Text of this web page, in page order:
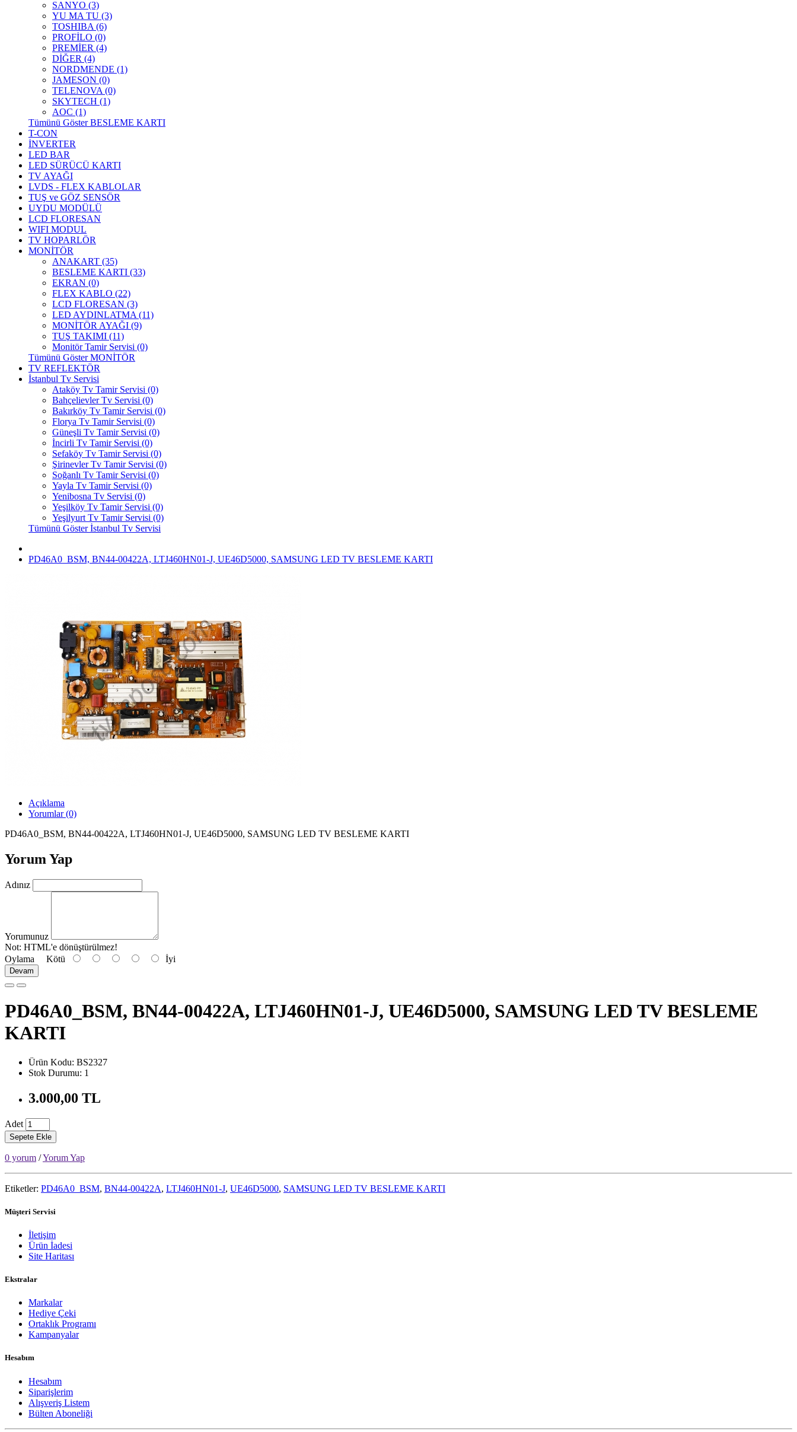
SANYO (3)
YU MA TU (3)
TOSHIBA (6)
PROFİLO (0)
PREMİER (4)
DİĞER (4)
NORDMENDE (1)
JAMESON (0)
TELENOVA (0)
SKYTECH (1)
AOC (1)
Tümünü Göster BESLEME KARTI
T-CON
İNVERTER
LED BAR
LED SÜRÜCÜ KARTI
TV AYAĞI
LVDS - FLEX KABLOLAR
TUŞ ve GÖZ SENSÖR
UYDU MODÜLÜ
LCD FLORESAN
WIFI MODUL
TV HOPARLÖR
MONİTÖR
ANAKART (35)
BESLEME KARTI (33)
EKRAN (0)
FLEX KABLO (22)
LCD FLORESAN (3)
LED AYDINLATMA (11)
MONİTÖR AYAĞI (9)
TUŞ TAKIMI (11)
Monitör Tamir Servisi (0)
Tümünü Göster MONİTÖR
TV REFLEKTÖR
İstanbul Tv Servisi
Ataköy Tv Tamir Servisi (0)
Bahçelievler Tv Servisi (0)
Bakırköy Tv Tamir Servisi (0)
Florya Tv Tamir Servisi (0)
Güneşli Tv Tamir Servisi (0)
İncirli Tv Tamir Servisi (0)
Sefaköy Tv Tamir Servisi (0)
Şirinevler Tv Tamir Servisi (0)
Soğanlı Tv Tamir Servisi (0)
Yayla Tv Tamir Servisi (0)
Yenibosna Tv Servisi (0)
Yeşilköy Tv Tamir Servisi (0)
Yeşilyurt Tv Tamir Servisi (0)
Tümünü Göster İstanbul Tv Servisi
PD46A0_BSM, BN44-00422A, LTJ460HN01-J, UE46D5000, SAMSUNG LED TV BESLEME KARTI
Açıklama
Yorumlar (0)
PD46A0_BSM, BN44-00422A, LTJ460HN01-J, UE46D5000, SAMSUNG LED TV BESLEME KARTI
Yorum Yap
Adınız
Yorumunuz
Not: HTML'e dönüştürülmez!
Oylama Kötü İyi
Devam
PD46A0_BSM, BN44-00422A, LTJ460HN01-J, UE46D5000, SAMSUNG LED TV BESLEME
KARTI
Ürün Kodu: BS2327
Stok Durumu: 1
3.000,00 TL
Adet
Sepete Ekle
0 yorum /Yorum Yap
Etiketler: PD46A0_BSM, BN44-00422A, LTJ460HN01-J, UE46D5000, SAMSUNG LED TV BESLEME KARTI
Müşteri Servisi
İletişim
Ürün İadesi
Site Haritası
Ekstralar
Markalar
Hediye Çeki
Ortaklık Programı
Kampanyalar
Hesabım
Hesabım
Siparişlerim
Alışveriş Listem
Bülten Aboneliği